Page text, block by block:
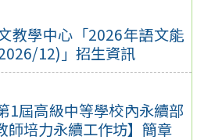
教學中心「2026年語文能
12)」招生資訊
1屆高級中等學校內永續部
師培力永續工作坊】簡章